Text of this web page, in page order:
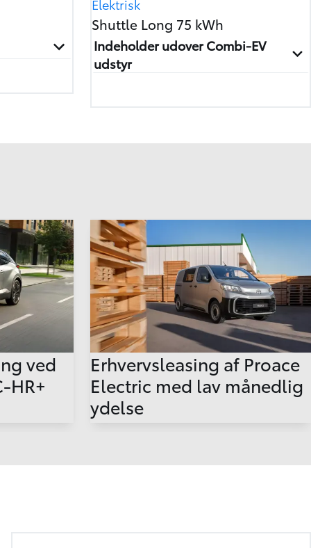
Elektrisk
Shuttle Long 75 kWh
Indeholder udover Combi-EV
udstyr
ved
HR+
Erhvervsleasing af Proace
Electric med lav månedlig
ydelse